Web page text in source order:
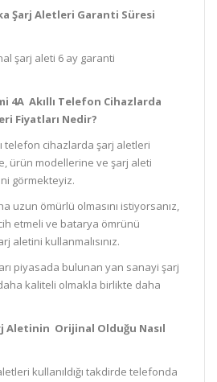
Şarj Aletleri Garanti Süresi
şarj aleti 6 ay garanti
4A Akıllı Telefon Cihazlarda
Fiyatları Nedir?
telefon cihazlarda şarj aletleri
ürün modellerine ve şarj aleti
görmekteyiz.
uzun ömürlü olmasını istiyorsanız,
etmeli ve batarya ömrünü
aletini kullanmalısınız.
piyasada bulunan yan sanayi şarj
kaliteli olmakla birlikte daha
Aletinin Orijinal Olduğu Nasıl
kullanıldığı takdirde telefonda